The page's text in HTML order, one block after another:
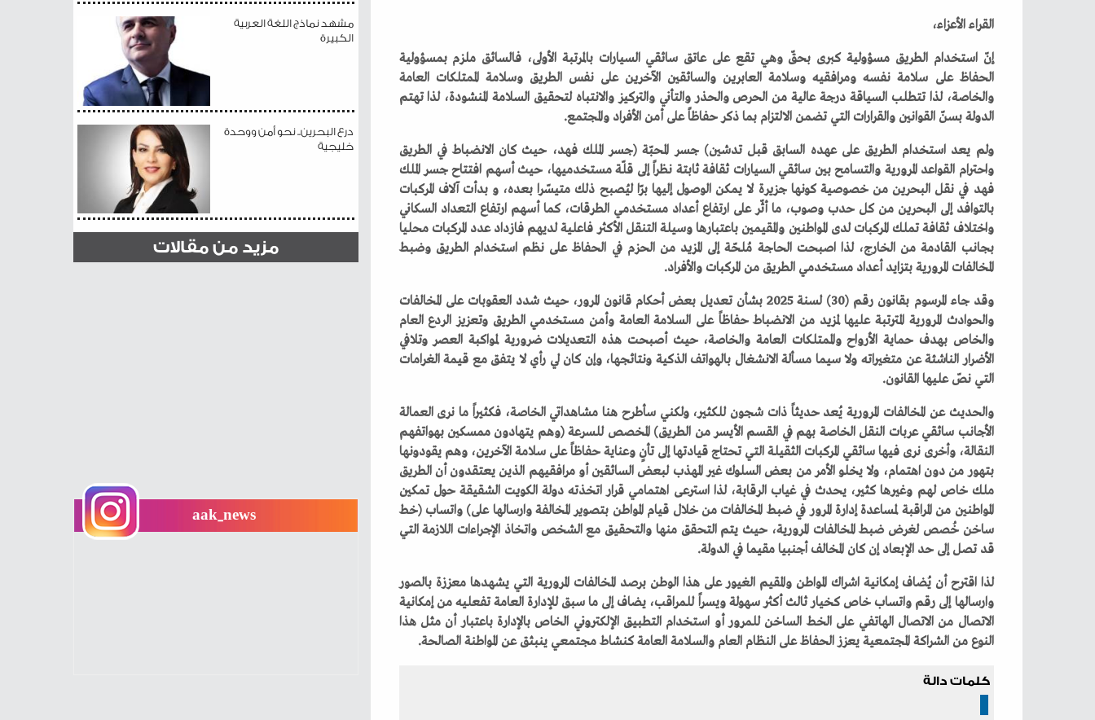
القراء‭ ‬الأعزاء،
‬الدولة‭ ‬بسنّ‭ ‬القوانين‭ ‬والقرارات‭ ‬التي‭ ‬تضمن‭ ‬الالتزام‭ ‬بما‭ ‬ذكر‭ ‬حفاظاً‭ ‬على‭ ‬أمن‭ ‬الأفراد‭ ‬والمجتمع‭.‬
‬بجانب‭ ‬القادمة‭ ‬من‭ ‬الخارج،‭ ‬لذا‭ ‬اصبحت‭ ‬الحاجة‭ ‬مُلحّة‭ ‬إلى‭ ‬المزيد‭ ‬من‭ ‬الحزم‭ ‬في‭ ‬الحفاظ‭ ‬على‭ ‬نظم‭ ‬استخدام‭ ‬الطريق‭ ‬وضبط‭
‬المخالفات‭ ‬المرورية‭ ‬بتزايد‭ ‬أعداد‭ ‬مستخدمي‭ ‬الطريق‭ ‬من‭ ‬المركبات‭ ‬والأفراد‭.‬
‬التي‭ ‬نصّ‭ ‬عليها‭ ‬القانون‭.‬
‬المواطنين‭ ‬من‭ ‬المراقبة‭ ‬لمساعدة‭ ‬إدارة‭ ‬المرور‭ ‬في‭ ‬ضبط‭ ‬المخالفات‭ ‬من‭ ‬خلال‭ ‬قيام‭ ‬المواطن‭ ‬بتصوير‭ ‬المخالفة‭ ‬وارسالها‭ ‬على‭ (‬واتساب‭) ‬خط‭
‬قد‭ ‬تصل‭ ‬إلى‭ ‬حد‭ ‬الإبعاد‭ ‬إن‭ ‬كان‭ ‬المخالف‭ ‬أجنبيا‭ ‬مقيما‭ ‬في‭ ‬الدولة‭.‬
لذا‭ ‬اقترح‭ ‬أن‭ ‬يُضاف‭ ‬إمكانية‭ ‬اشراك‭ ‬المواطن‭ ‬والمقيم‭ ‬الغيور‭ ‬على‭ ‬هذا‭ ‬الوطن‭ ‬برصد‭ ‬المخالفات‭ ‬المرورية‭ ‬التي‭ ‬يشهدها‭ ‬معززة‭ ‬بالصور‭
‬النوع‭ ‬من‭ ‬الشراكة‭ ‬المجتمعية‭ ‬يعزز‭ ‬الحفاظ‭ ‬على‭ ‬النظام‭ ‬العام‭ ‬والسلامة‭ ‬العامة‭ ‬كنشاط‭ ‬مجتمعي‭ ‬ينبثق‭ ‬عن‭ ‬المواطنة‭ ‬الصالحة‭. ‬
كلمات دالة
مشهد نماذج اللغة العربية
الكبيرة
درع البحرين.. نحو أمن ووحدة
خليجية
مزيد من مقالات
aak_news